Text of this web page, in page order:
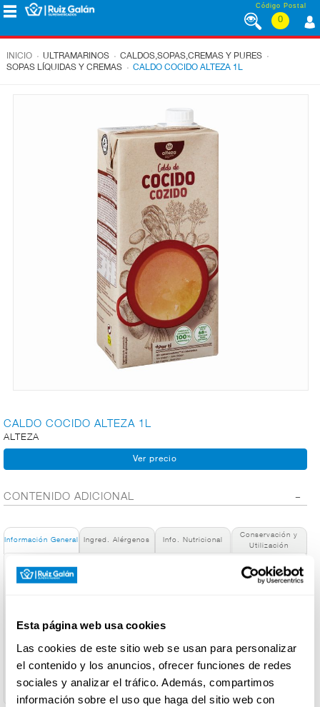
Esta página web usa cookies
Las cookies de este sitio web se usan para personalizar
el contenido y los anuncios, ofrecer funciones de redes
sociales y analizar el tráfico. Además, compartimos
información sobre el uso que haga del sitio web con
Saltar al contenido Código Postal
0
CORPORATIVO
QUESOS
CORTE
Y LIMPIEZA
INICIO . ULTRAMARINOS . CALDOS,SOPAS,CREMAS Y PURES .
SOPAS LÍQUIDAS Y CREMAS . CALDO COCIDO ALTEZA 1L
CALDO COCIDO ALTEZA 1L
ALTEZA
CONTENIDO ADICIONAL
Información General Ingred. Alérgenos Info. Nutricional
Conservación y
Utilización
Denominación de alimento:
Nombre de Operador:
Desarrollo De Marcas
POLIGONO BODEGA ROMANA, PARCELA 4.1 31360 Funes
Navarra España